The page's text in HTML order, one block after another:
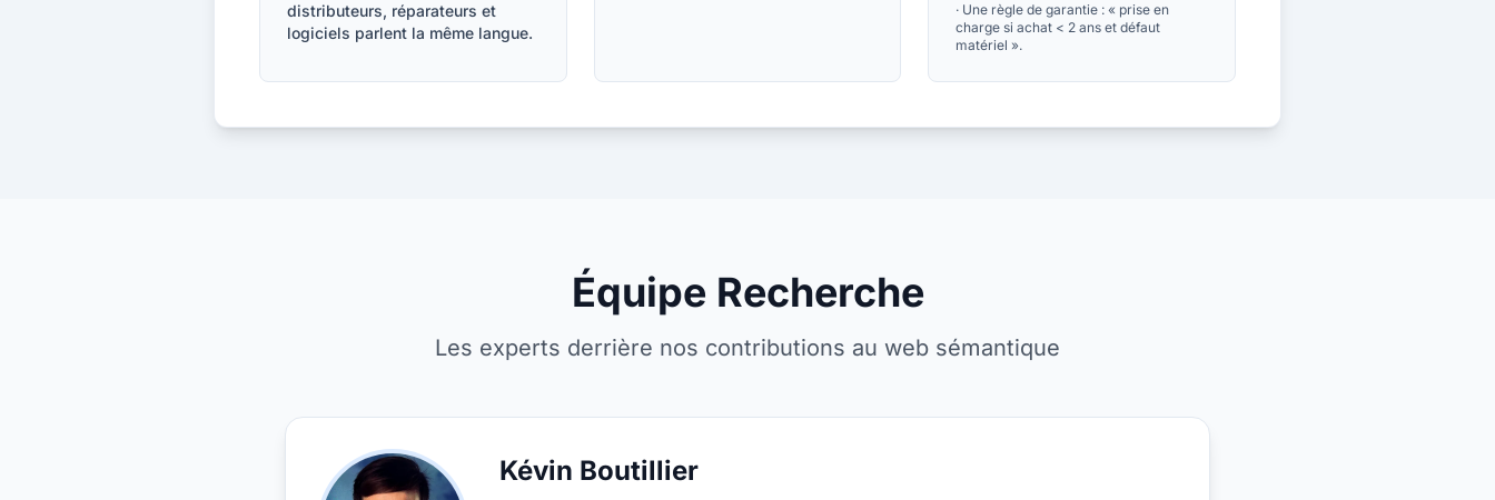
distributeurs, réparateurs et
logiciels parlent la même langue.
· Une règle de garantie : « prise en
charge si achat < 2 ans et défaut
matériel ».
Équipe Recherche
Les experts derrière nos contributions au web sémantique
Kévin Boutillier